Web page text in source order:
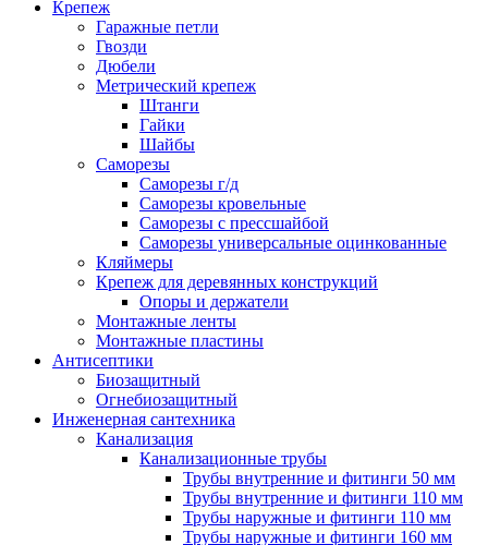
Крепеж
Гаражные петли
Гвозди
Дюбели
Метрический крепеж
Штанги
Гайки
Шайбы
Саморезы
Саморезы г/д
Саморезы кровельные
Саморезы с прессшайбой
Саморезы универсальные оцинкованные
Кляймеры
Крепеж для деревянных конструкций
Опоры и держатели
Монтажные ленты
Монтажные пластины
Антисептики
Биозащитный
Огнебиозащитный
Инженерная сантехника
Канализация
Канализационные трубы
Трубы внутренние и фитинги 50 мм
Трубы внутренние и фитинги 110 мм
Трубы наружные и фитинги 110 мм
Трубы наружные и фитинги 160 мм